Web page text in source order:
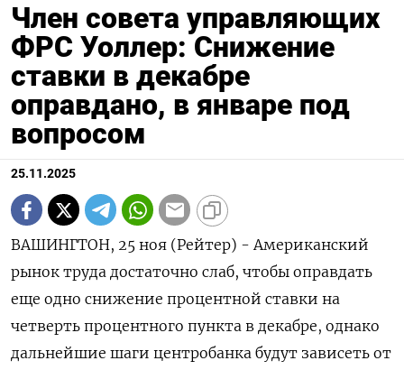
Член совета управляющих
ФРС Уоллер: Снижение
ставки в декабре
оправдано, в январе под
вопросом
25.11.2025
ВАШИНГТОН, 25 ноя (Рейтер) - Американский
рынок труда достаточно слаб, чтобы оправдать
еще одно снижение процентной ставки на
четверть процентного пункта в декабре, однако
дальнейшие шаги центробанка будут зависеть от